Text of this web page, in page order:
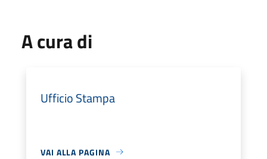
A cura di
Ufficio Stampa
VAI ALLA PAGINA